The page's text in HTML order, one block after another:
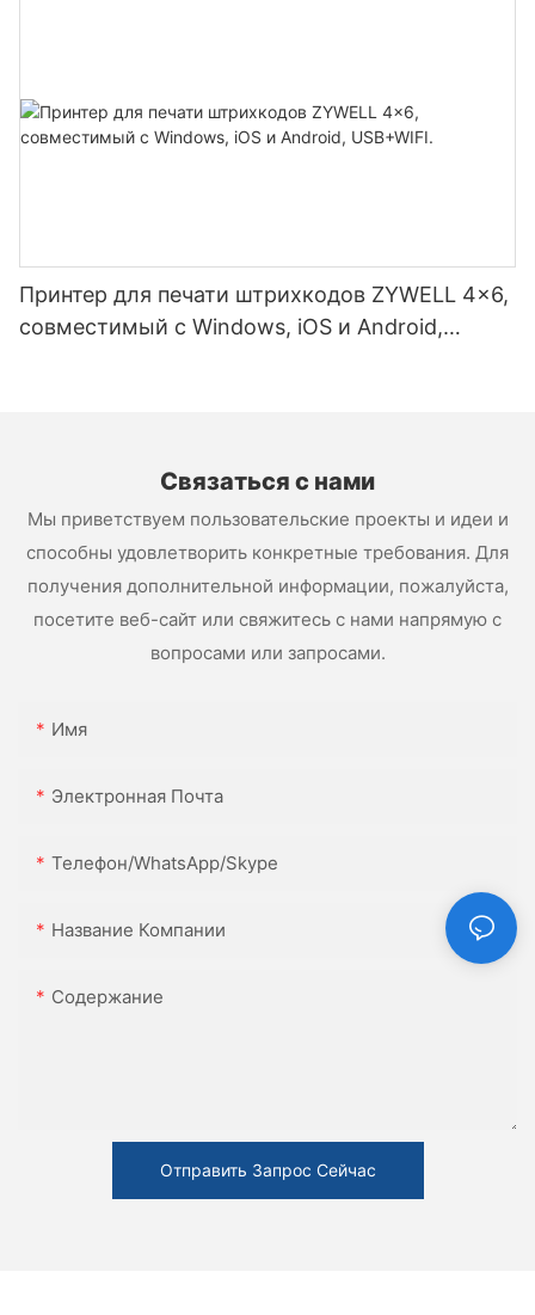
Принтер для печати штрихкодов ZYWELL 4x6,
совместимый с Windows, iOS и Android,
Связаться с нами
Мы приветствуем пользовательские проекты и идеи и
способны удовлетворить конкретные требования. Для
получения дополнительной информации, пожалуйста,
посетите веб-сайт или свяжитесь с нами напрямую с
вопросами или запросами.
Имя
Электронная Почта
Телефон/WhatsApp/Skype
Название Компании
Содержание
Отправить Запрос Сейчас